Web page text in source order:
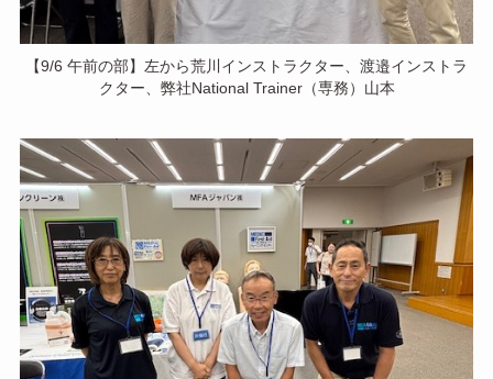
【9/6 午前の部】左から荒川インストラクター、渡邉インストラ
クター、弊社National Trainer（専務）山本